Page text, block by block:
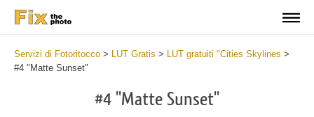
Servizi di Fotoritocco > LUT Gratis > LUT gratuiti "Cities Skylines >
#4 "Matte Sunset"
#4 "Matte Sunset"